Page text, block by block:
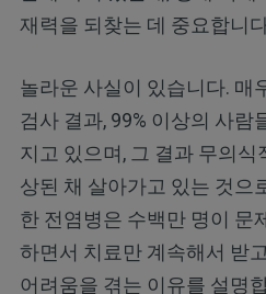
재력을 되찾는 데 중요합니
놀라운 사실이 있습니다. 매
검사 결과, 99% 이상의 사람
지고 있으며, 그 결과 무의
상된 채 살아가고 있는 것으
한 전염병은 수백만 명이 문
하면서 치료만 계속해서 받
어려움을 겪는 이유를 설명